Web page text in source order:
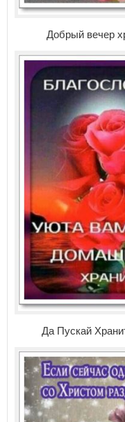
Добрый вечер
Да Пускай